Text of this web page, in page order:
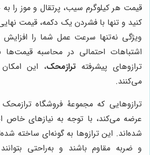
قیمت هر کیلوگرم سیب، پرتقال و موز را
کنید و تنها با فشردن یک دکمه، قیمت
ویژگی نه‌تنها سرعت عمل شما را افزایش
اشتباهات احتمالی در محاسبه قیمت‌ها
ترازوهای پیشرفتهترازمحک، این
می‌کنند.
ترازوهایی که مجموعۀ فروشگاه
عرضه می‌کند، با توجه به نیازهای خاص
شده‌اند. این ترازوها به گونه‌ای ساخته
و ضربه مقاوم باشند و به‌راحتی